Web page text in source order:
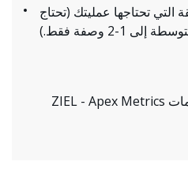
التي تحتاجها عمليتك (تحتاج
إلى 1-2 وصفة فقط.)